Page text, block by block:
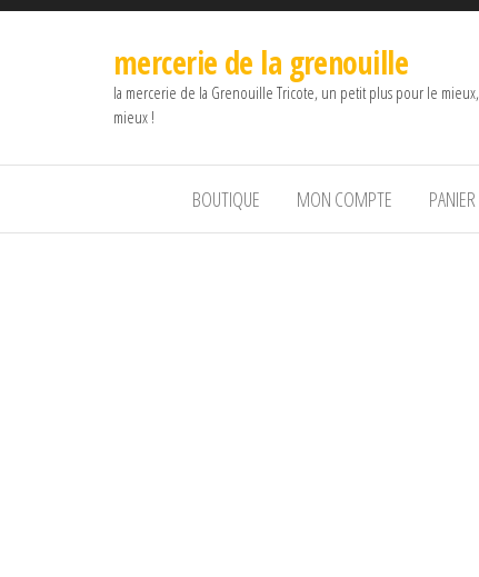
mercerie de la grenouille
la mercerie de la Grenouille Tricote, un petit plus pour le mieux,
mieux !
BOUTIQUE MON COMPTE PANIER